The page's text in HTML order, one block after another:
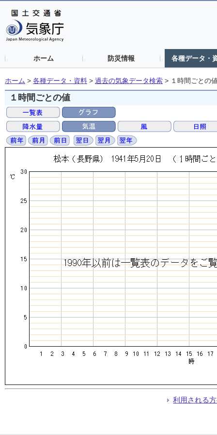
ホーム 防災情報 各種データ・
ホーム > 各種データ・資料 > 過去の気象データ検索 > １時間ごとの
１時間ごとの値
利用される